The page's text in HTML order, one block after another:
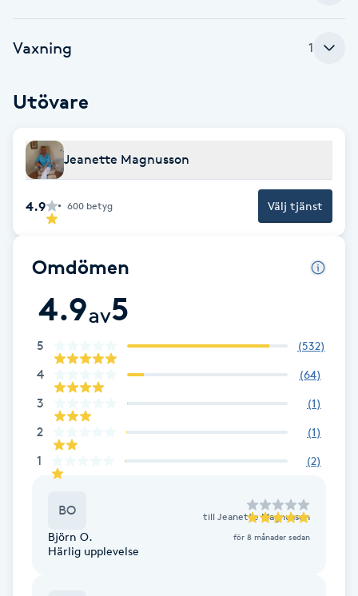
Bröllopsuppsättning
C
Color correction
Cryoterapi
Diamantslipning
Enzympeeling
Extensions
Vaxning 1
Utövare
Jeanette Magnusson
4.9 600 betyg Välj tjänst
Omdömen
4.9av5
5 (532)
4 (64)
3 (1)
2 (1)
1 (2)
BO till Jeanette Magnusson
Björn O. för 8 månader sedan
Härlig upplevelse